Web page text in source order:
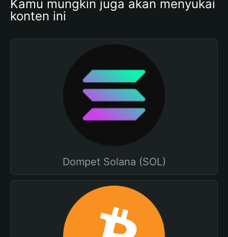
Kamu mungkin juga akan menyukai
konten ini
Dompet Solana (SOL)